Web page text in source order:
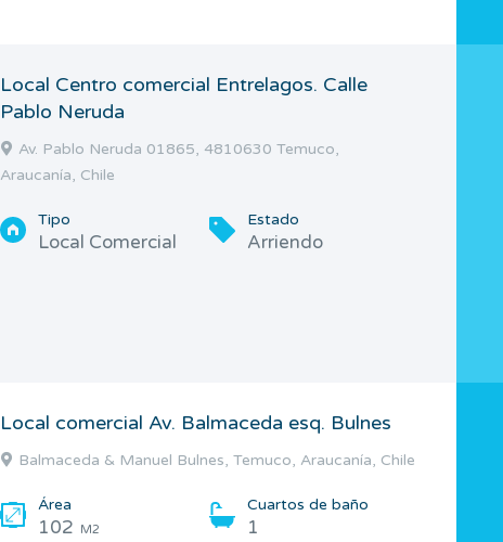
Local Centro comercial Entrelagos. Calle
Pablo Neruda
Av. Pablo Neruda 01865, 4810630 Temuco,
Araucanía, Chile
Tipo
Local Comercial
Estado
Arriendo
Local comercial Av. Balmaceda esq. Bulnes
Balmaceda & Manuel Bulnes, Temuco, Araucanía, Chile
Área
102 M2
Cuartos de baño
1